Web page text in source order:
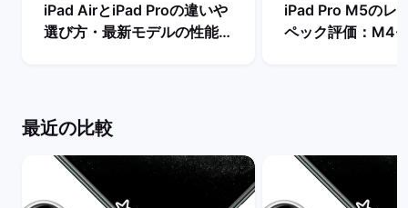
iPad AirとiPad Proの違いや
選び方・最新モデルの性能を
iPad Pro M5のレ
ペック評価：M4
最近の比較